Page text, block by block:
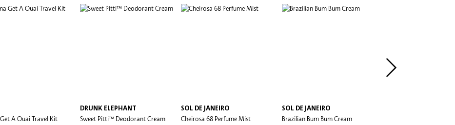
A Ouai Travel Kit
DRUNK ELEPHANT
Sweet Pitti™ Deodorant Cream
SOL DE JANEIRO
Cheirosa 68 Perfume Mist
SOL DE JANEIRO
Brazilian Bum Bum Cream